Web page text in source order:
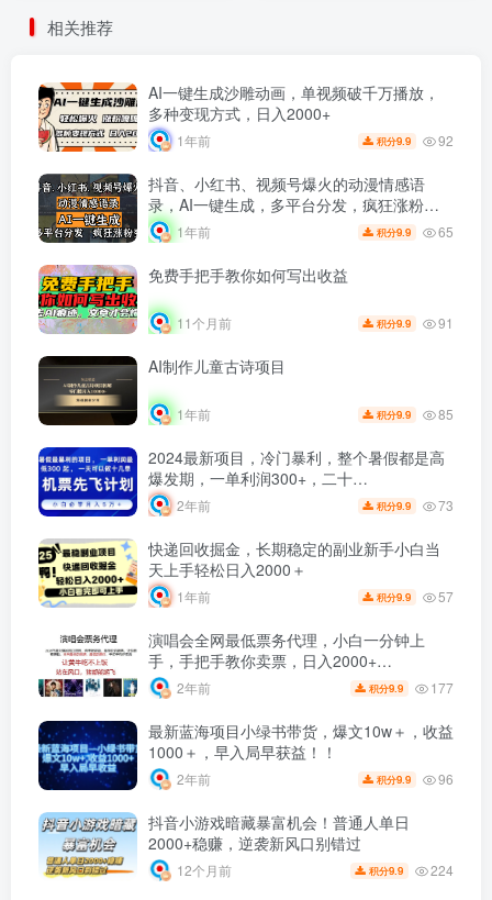
相关推荐
AI一键生成沙雕动画，单视频破千万播放，
多种变现方式，日入2000+
1年前 积分9.9 92
抖音、小红书、视频号爆火的动漫情感语
录，AI一键生成，多平台分发，疯狂涨粉变
现
1年前 积分9.9 65
免费手把手教你如何写出收益
11个月前 积分9.9 91
AI制作儿童古诗项目
1年前 积分9.9 85
2024最新项目，冷门暴利，整个暑假都是高
爆发期，一单利润300+，二十…
2年前 积分9.9 73
快递回收掘金，长期稳定的副业新手小白当
天上手轻松日入2000＋
1年前 积分9.9 57
演唱会全网最低票务代理，小白一分钟上
手，手把手教你卖票，日入2000+…
2年前 积分9.9 177
最新蓝海项目小绿书带货，爆文10w＋，收益
1000＋，早入局早获益！！
2年前 积分9.9 96
抖音小游戏暗藏暴富机会！普通人单日
2000+稳赚，逆袭新风口别错过
12个月前 积分9.9 224